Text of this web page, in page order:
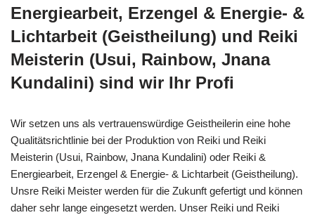
Energiearbeit, Erzengel & Energie- &
Lichtarbeit (Geistheilung) und Reiki
Meisterin (Usui, Rainbow, Jnana
Kundalini) sind wir Ihr Profi
Wir setzen uns als vertrauenswürdige Geistheilerin eine hohe
Qualitätsrichtlinie bei der Produktion von Reiki und Reiki
Meisterin (Usui, Rainbow, Jnana Kundalini) oder Reiki &
Energiearbeit, Erzengel & Energie- & Lichtarbeit (Geistheilung).
Unsre Reiki Meister werden für die Zukunft gefertigt und können
daher sehr lange eingesetzt werden. Unser Reiki und Reiki